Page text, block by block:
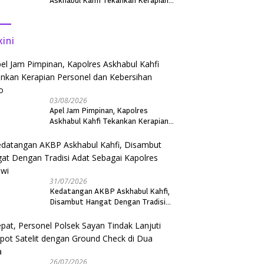
03/08/2026
Apel Jam Pimpinan, Kapolres
Askhabul Kahfi Tekankan Kerapian
31/07/2026
Kedatangan AKBP Askhabul Kahfi,
Disambut Hangat Dengan Tradisi